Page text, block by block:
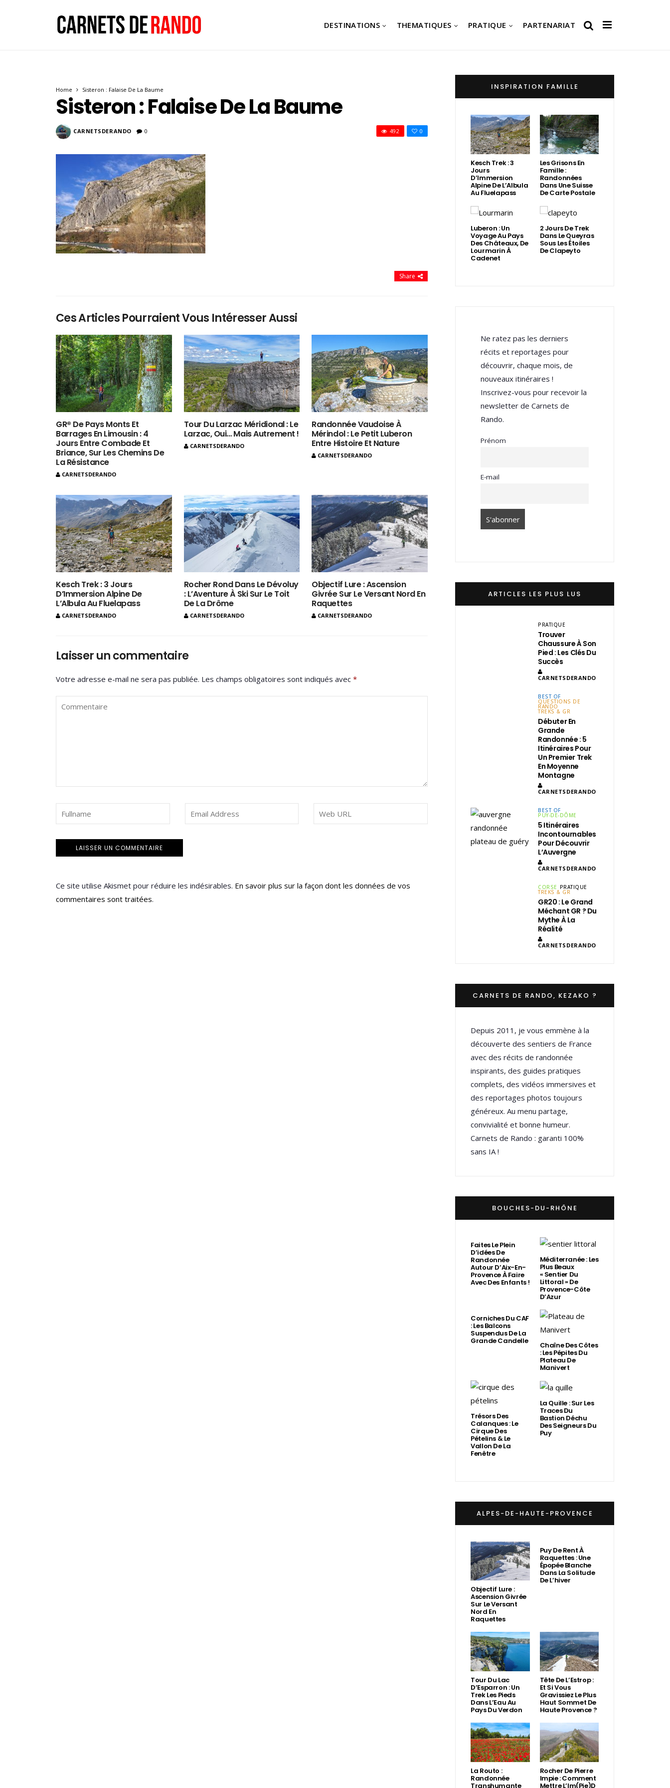
DESTINATIONS THEMATIQUES PRATIQUE PARTENARIAT
Home Sisteron : Falaise De La Baume
Sisteron : Falaise De La Baume
CARNETSDERANDO 0 0
492
Share
Ces Articles Pourraient Vous Intéresser Aussi
GR® De Pays Monts Et
Barrages En Limousin : 4
Jours Entre Combade Et
Briance, Sur Les Chemins De
La Résistance
CARNETSDERANDO
Tour Du Larzac Méridional : Le
Larzac, Oui… Mais Autrement !
CARNETSDERANDO
Randonnée Vaudoise À
Mérindol : Le Petit Luberon
Entre Histoire Et Nature
CARNETSDERANDO
Kesch Trek : 3 Jours
D’Immersion Alpine De
L’Albula Au Fluelapass
CARNETSDERANDO
Rocher Rond Dans Le Dévoluy
: L’Aventure À Ski Sur Le Toit
De La Drôme
CARNETSDERANDO
Objectif Lure : Ascension
Givrée Sur Le Versant Nord En
Raquettes
CARNETSDERANDO
Laisser un commentaire
Votre adresse e-mail ne sera pas publiée. Les champs obligatoires sont indiqués avec *
Ce site utilise Akismet pour réduire les indésirables. En savoir plus sur la façon dont les données de vos
commentaires sont traitées.
INSPIRATION FAMILLE
Kesch Trek : 3
Jours
D’Immersion
Alpine De L’Albula
Au Fluelapass
Les Grisons En
Famille :
Randonnées
Dans Une Suisse
De Carte Postale
Luberon : Un
Voyage Au Pays
Des Châteaux, De
Lourmarin À
Cadenet
2 Jours De Trek
Dans Le Queyras
Sous Les Étoiles
De Clapeyto
Ne ratez pas les derniers
récits et reportages pour
découvrir, chaque mois, de
nouveaux itinéraires !
Inscrivez-vous pour recevoir la
newsletter de Carnets de
Rando.
Prénom
E-mail
ARTICLES LES PLUS LUS
PRATIQUE
Trouver
Chaussure À Son
Pied : Les Clés Du
Succès
CARNETSDERANDO
BEST OF
QUESTIONS DE
RANDO
TREKS & GR
Débuter En
Grande
Randonnée : 5
Itinéraires Pour
Un Premier Trek
En Moyenne
Montagne
CARNETSDERANDO
BEST OF
PUY-DE-DÔME
5 Itinéraires
Incontournables
Pour Découvrir
L’Auvergne
CARNETSDERANDO
CORSE PRATIQUE
TREKS & GR
GR20 : Le Grand
Méchant GR ? Du
Mythe À La
Réalité
CARNETSDERANDO
CARNETS DE RANDO, KEZAKO ?
Depuis 2011, je vous emmène à la
découverte des sentiers de France
avec des récits de randonnée
inspirants, des guides pratiques
complets, des vidéos immersives et
des reportages photos toujours
généreux. Au menu partage,
convivialité et bonne humeur.
Carnets de Rando : garanti 100%
sans IA !
BOUCHES-DU-RHÔNE
Faites Le Plein
D’idées De
Randonnée
Autour D’Aix-En-
Provence À Faire
Avec Des Enfants !
Méditerranée : Les
Plus Beaux
« Sentier Du
Littoral » De
Provence-Côte
D’Azur
Corniches Du CAF
: Les Balcons
Suspendus De La
Grande Candelle Chaîne Des Côtes
: Les Pépites Du
Plateau De
Manivert
Trésors Des
Calanques : Le
Cirque Des
Pételins & Le
Vallon De La
Fenêtre
La Quille : Sur Les
Traces Du
Bastion Déchu
Des Seigneurs Du
Puy
ALPES-DE-HAUTE-PROVENCE
Objectif Lure :
Ascension Givrée
Sur Le Versant
Nord En
Raquettes
Puy De Rent À
Raquettes : Une
Épopée Blanche
Dans La Solitude
De L’hiver
Tour Du Lac
D’Esparron : Un
Trek Les Pieds
Dans L’Eau Au
Pays Du Verdon
Tête De L’Estrop :
Et Si Vous
Gravissiez Le Plus
Haut Sommet De
Haute Provence ?
La Routo :
Randonnée
Transhumante
Rocher De Pierre
Impie : Comment
Mettre L’Im(Pie)d